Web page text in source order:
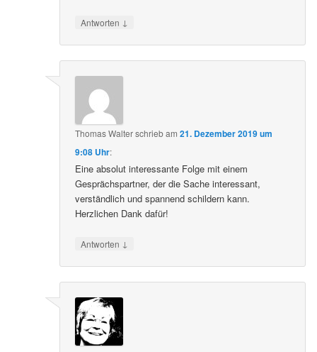
Antworten ↓
Thomas Walterschriebam21. Dezember 2019 um
9:08 Uhr:
Eine absolut interessante Folge mit einem
Gesprächspartner, der die Sache interessant,
verständlich und spannend schildern kann.
Herzlichen Dank dafür!
Antworten ↓